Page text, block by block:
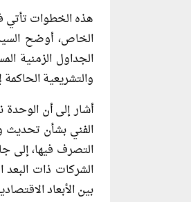
هذه الخطوات تأتي
الخاص، أوضح
الجداول الزمنية
والتشريعية الحاكمة
أشار إلى أن
الفني بشأن تحديث
التصرف فيها، إلى
الشركات ذات البعد
بين الأبعاد